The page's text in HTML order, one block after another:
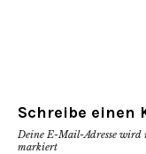
Schreibe einen
Deine E-Mail-Adresse wird
markiert